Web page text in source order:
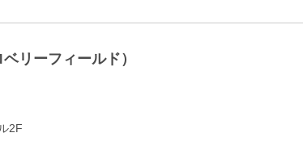
リーフィールド）
2F